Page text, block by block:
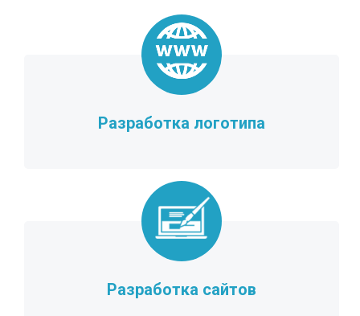
Разработка логотипа
Разработка сайтов